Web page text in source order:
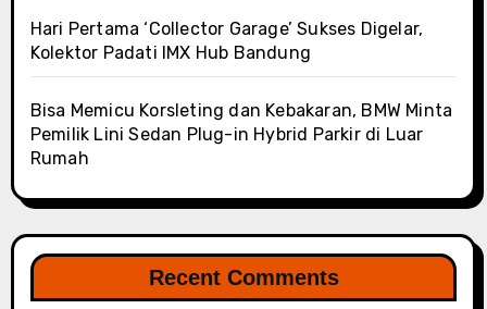
Hari Pertama ‘Collector Garage’ Sukses Digelar,
Kolektor Padati IMX Hub Bandung
Bisa Memicu Korsleting dan Kebakaran, BMW Minta
Pemilik Lini Sedan Plug-in Hybrid Parkir di Luar
Rumah
Recent Comments